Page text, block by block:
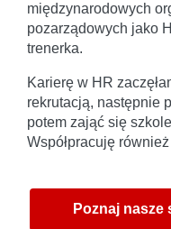
międzynarodowych
pozarządowych jako
trenerka.
Karierę w HR
rekrutacją, następnie
potem zająć się
Współpracuję
Poznaj nasze